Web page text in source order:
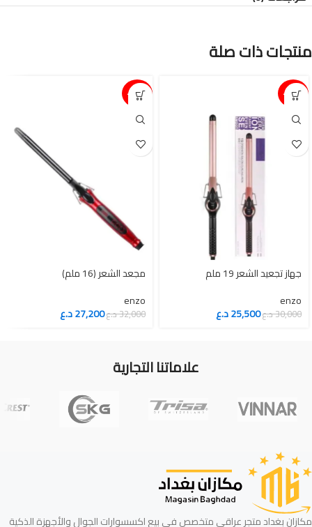
منتجات ذات صلة
15%-
جهاز تجعيد الشعر 19 ملم
enzo
30,000د.ع25,500د.ع
15%-
enzo
32,000د.ع27,200د.ع
علاماتنا التجارية
مكازان بغداد متجر عراقي متخصص في بيع اكسسوارات الجوال والأجهزة الذكية